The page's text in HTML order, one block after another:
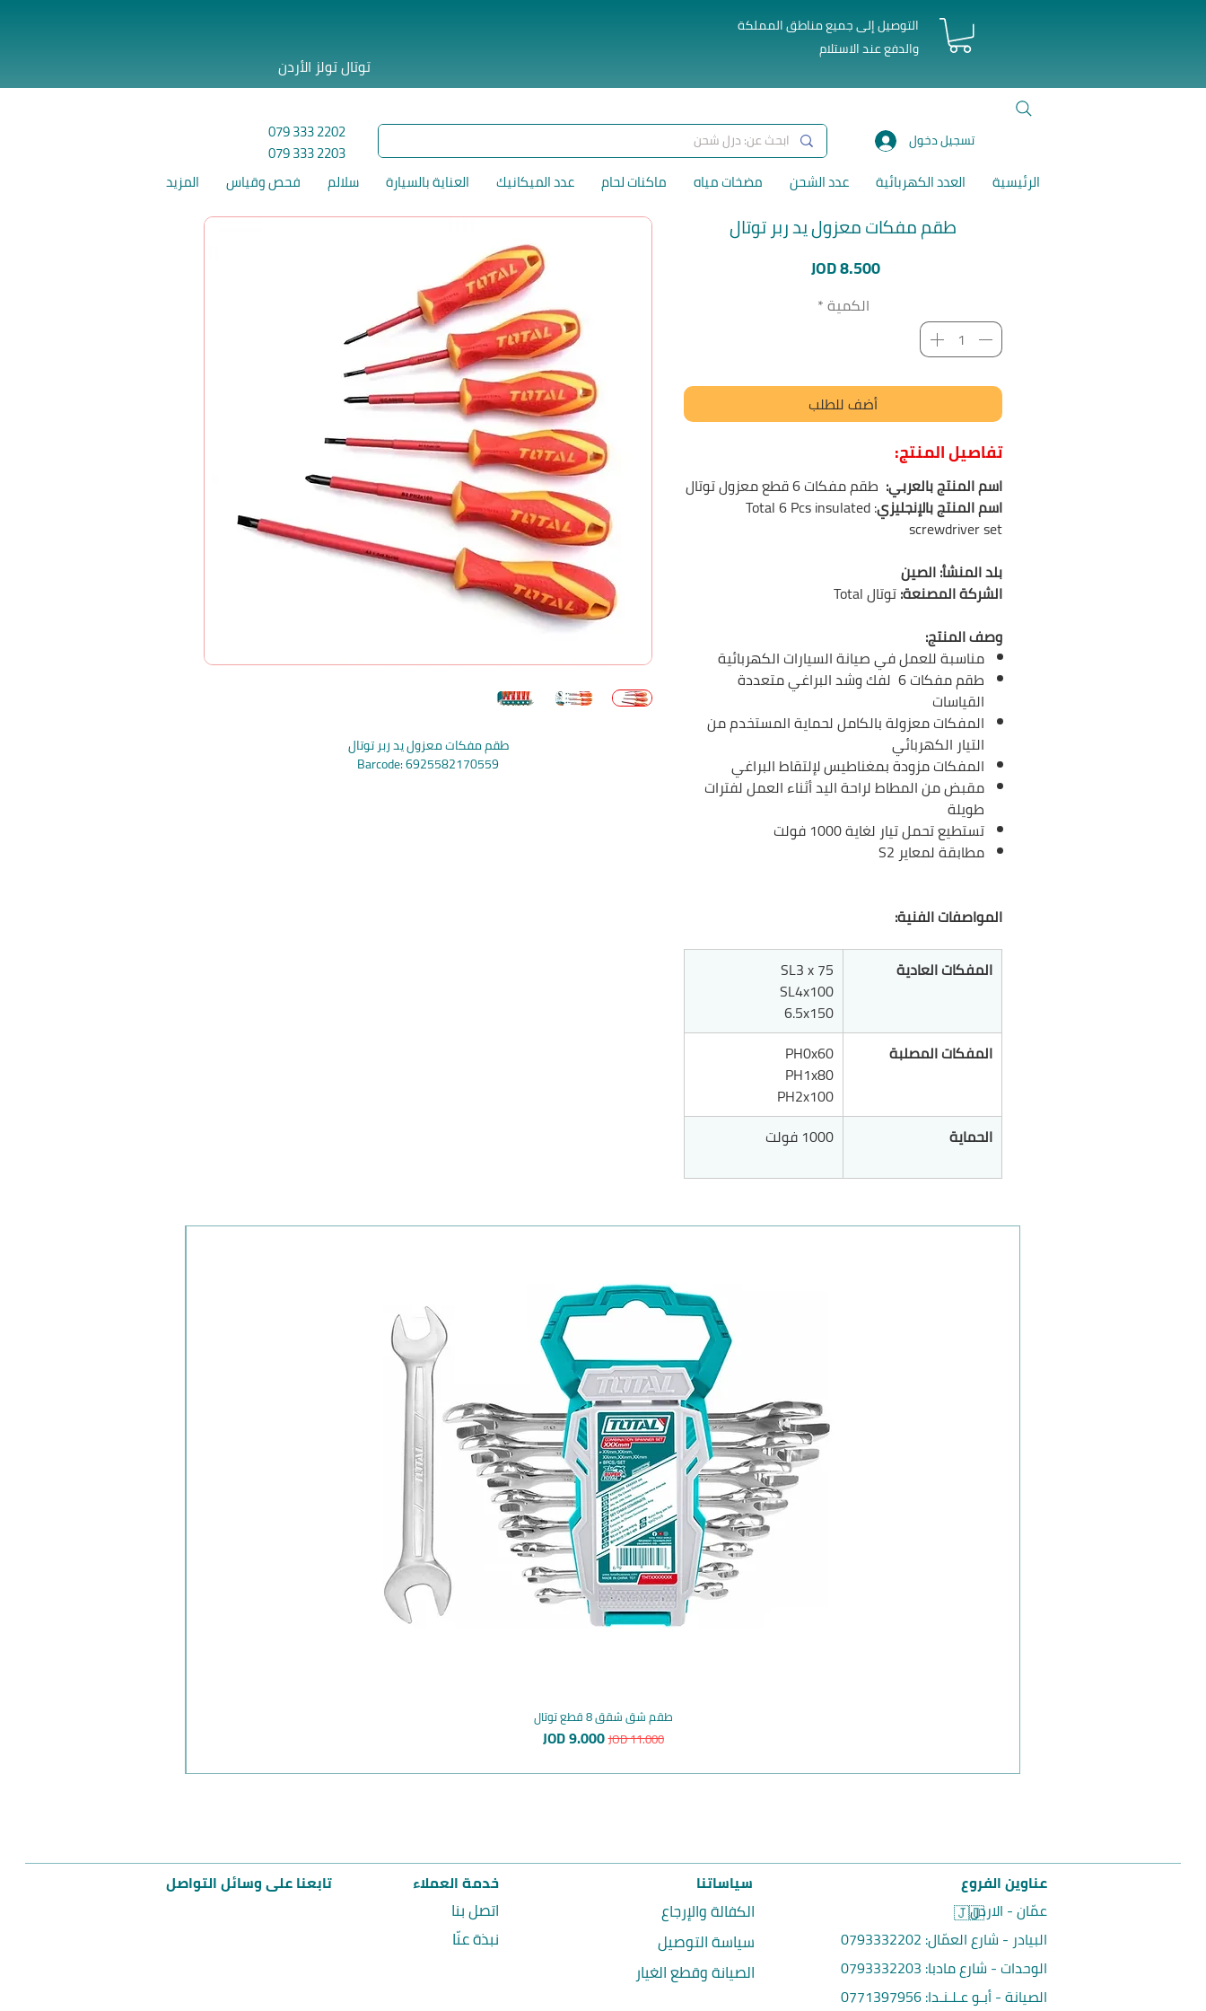
توتال تولز الأردن
التوصيل إلى جميع مناطق المملكة
والدفع عند الاستلام
079 333 2202
079 333 2203
تسجيل دخول
الرئيسية العدد الكهربائية عدد الشحن مضخات مياه ماكنات لحام عدد الميكانيك العناية بالسيارة سلالم فحص وقياس المزيد
طقم مفكات معزول يد ربر توتال
Barcode: 6925582170559
طقم مفكات معزول يد ربر توتال
JOD 8.500السعر
الكمية*
أضف للطلب
تفاصيل المنتج:
اسم المنتج بالعربي: طقم مفكات 6 قطع معزول توتال
اسم المنتج بالإنجليزي : Total 6 Pcs insulated
screwdriver set
بلد المنشأ: الصين
الشركة المصنعة:توتال Total
وصف المنتج:
مناسبة للعمل في صيانة السيارات الكهربائية
طقم مفكات 6 لفك وشد البراغي متعددة
القياسات
المفكات معزولة بالكامل لحماية المستخدم من
التيار الكهربائي
المفكات مزودة بمغناطيس لإلتقاط البراغي
مقبض من المطاط لراحة اليد أثناء العمل لفترات
طويلة
تستطيع تحمل تيار لغاية 1000 فولت
مطابقة لمعاير S2
المواصفات الفنية:
المفكات العادية
SL3 x 75
SL4x100
6.5x150
المفكات المصلبة
PH0x60
PH1x80
PH2x100
الحماية
1000 فولت
طقم شق شقق 8 قطع توتال
سعر عادي
JOD 11.000سعر البيع
JOD 9.000
تابعنا على وسائل التواصل خدمة العملاء
اتصل بنا
نبذة عنّا
سياساتنا
الكفالة والإرجاع
سياسة التوصيل
الصيانة وقطع الغيار
عناوين الفروع
🇯🇴عمّان - الاردن
البيادر - شارع العمّال: 0793332202
الوحدات - شارع مادبا: 0793332203
الصيانة - أبـو عـلـنـدا:0771397956